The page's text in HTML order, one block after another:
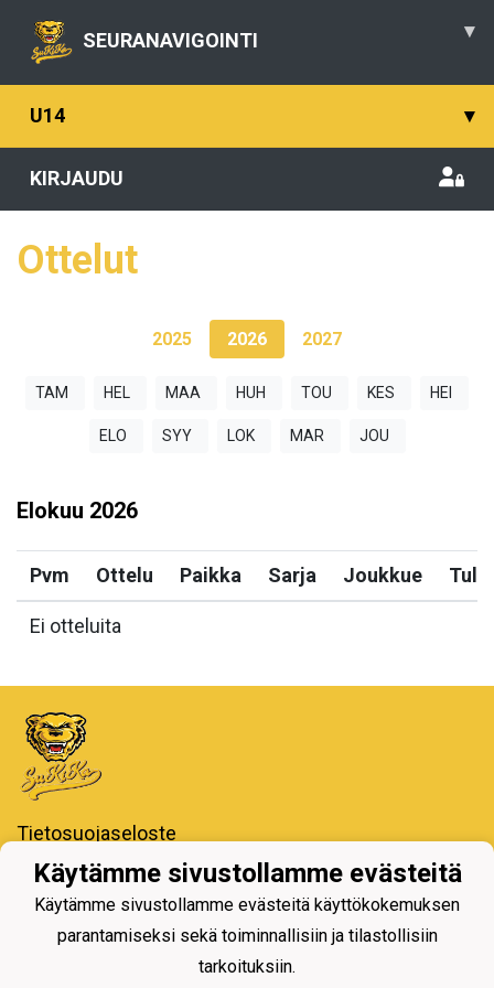
SEURANAVIGOINTI ▾
U14 ▾
KIRJAUDU
Ottelut
2025 2026 2027
TAM HEL MAA HUH TOU KES HEI
ELO SYY LOK MAR JOU
Elokuu 2026
Pvm Ottelu Paikka Sarja Joukkue
Ei otteluita
Tietosuojaseloste
Iiro Areena - Koulukatu,
77600 Suonenjoki
Käytämme sivustollamme evästeitä
Käytämme sivustollamme evästeitä käyttökokemuksen
parantamiseksi sekä toiminnallisiin ja tilastollisiin
tarkoituksiin.